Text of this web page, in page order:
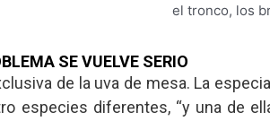
el tronco, los
SE VUELVE SERIO
de la uva de mesa. La
especies diferentes, “y una de